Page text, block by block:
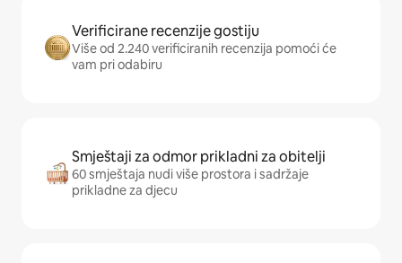
Verificirane recenzije gostiju
Više od 2.240 verificiranih recenzija pomoći će
vam pri odabiru
Smještaji za odmor prikladni za obitelji
60 smještaja nudi više prostora i sadržaje
prikladne za djecu